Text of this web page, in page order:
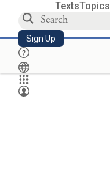
TextsTopics
Sign Up